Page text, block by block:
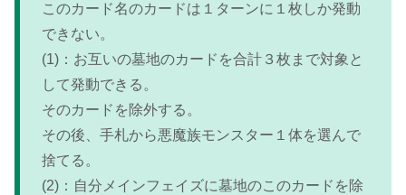
このカード名のカードは１ターンに１枚しか発動
できない。
(1)：お互いの墓地のカードを合計３枚まで対象と
して発動できる。
そのカードを除外する。
その後、手札から悪魔族モンスター１体を選んで
捨てる。
(2)：自分メインフェイズに墓地のこのカードを除